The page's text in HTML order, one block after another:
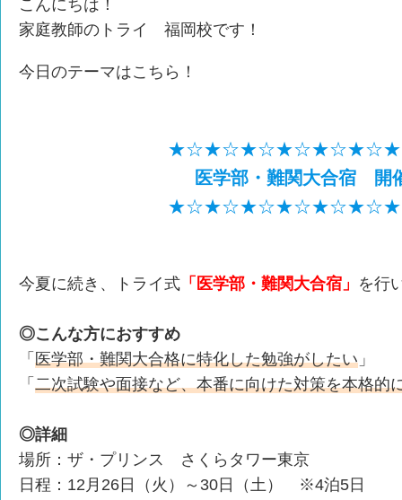
こんにちは！
家庭教師のトライ 福岡校です！
今日のテーマはこちら！
医学部・難関大合宿 開
今夏に続き、トライ式 「医学部・難関大合宿」 を行
◎こんな方におすすめ
「 医学部・難関大合格に特化した勉強がしたい 」
「 二次試験や面接など、本番に向けた対策を本格的
◎詳細
場所：ザ・プリンス さくらタワー東京
日程：12月26日（火）～30日（土） ※4泊5日